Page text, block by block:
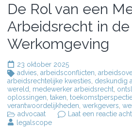
De Rol van een
Arbeidsrecht in
Werkomgeving
23 oktober 2025
advies arbeidsconflicten
arbeidsrechtelijke kwesties deskundig
wereld
medewerker arbeidsrecht
oplossingen taken
verantwoordelijkheden werkgevers
advocaat
Laat een reactie
legalscope